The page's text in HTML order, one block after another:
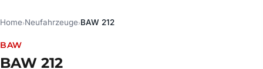
Home›Neufahrzeuge›BAW 212
BAW
BAW 212